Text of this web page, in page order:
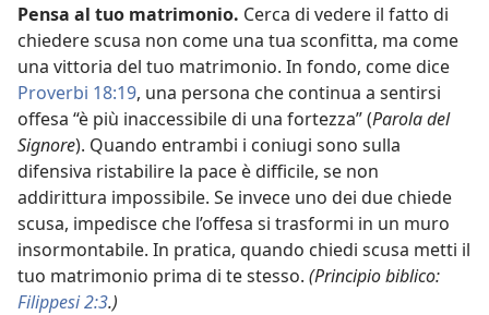
Pensa al tuo matrimonio. Cerca di vedere il fatto di
chiedere scusa non come una tua sconfitta, ma come
una vittoria del tuo matrimonio. In fondo, come dice
Proverbi 18:19, una persona che continua a sentirsi
offesa “è più inaccessibile di una fortezza” (Parola del
Signore). Quando entrambi i coniugi sono sulla
difensiva ristabilire la pace è difficile, se non
addirittura impossibile. Se invece uno dei due chiede
scusa, impedisce che l’offesa si trasformi in un muro
insormontabile. In pratica, quando chiedi scusa metti il
tuo matrimonio prima di te stesso. (Principio biblico:
Filippesi 2:3.)